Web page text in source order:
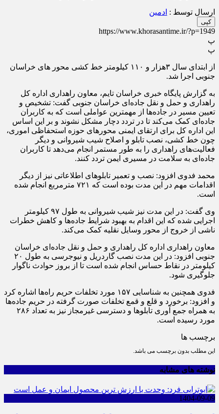
ارسال توسط : ادمین
کپی
https://www.khorasantime.ir/?p=1949
پ
پ
از ابتدای سال ۳هزار و ۱۱۰ کیلومتر خط کشی محور های خراسان
جنوبی اجرا شد.
به گزارش پایگاه خبری خراسان تایم، معاون راهداری اداره کل
راهداری و حمل و نقل جاده‌ای خراسان جنوبی گفت: تشخیص و
تعیین مسیر در جاده‌ها از مهمترین عواملی است که به کاربران
جاده‌ای کمک می‌کند تا در تردد دچار مشکل نشوند و بر این اساس
این اداره کل برای ارتقای ایمنی محور‌های حوزه استحفاظی اموری،
چون خط کشی، نصب تابلو و اصلاح شیب شیروانی و دیگر
فعالیت‌های راهداری را به طور مستمر انجام می‌دهد تا کاربران
جاده‌ای به سلامت در مسیری ایمن تردد کنند.
محمد فدوی افزود: نصب و تعمیر تابلو‌های اطلاعاتی نیز از دیگر
اقدامات مهم در این مدت بوده است که ۷۲۱ مترمربع انجام شده
است.
وی گفت: در این مدت نیز شیب شیروانی به طول ۹۷ کیلومتر
اجرایی شده که این اقدام به بهبود شرایط جاده‌ها و کاهش خطرات
ناشی از خروج از محور وسایل نقلیه کمک می‌کند.
معاون راهداری اداره کل راهداری و حمل و نقل جاده‌ای خراسان
جنوبی افزود: در این مدت نصب گاردریل و نیوجرسی به طول ۲۰
کیلومتر در نقاط حساس انجام شده است تا از بروز حوادث ناگوار
جلوگیری شود.
فدوی همچنین به شناسایی ۱۵۷ مورد تخلفات حریم راه‌ها اشاره کرد
و افزود: برخورد و قلع و قمع تخلفات صورت گرفته در حریم جاده‌ها
به همراه جمع آوری تابلو‌ها و دسترسی غیرمجاز نیز به تعداد ۲۸۶
مورد رسیده است.
برچسب ها
این مطلب بدون برچسب می باشد.
نوشته های مشابه
1404-09-09